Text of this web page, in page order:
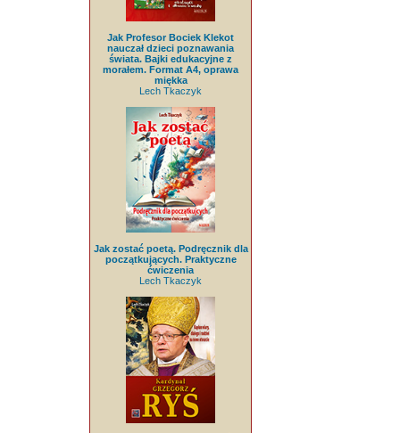
Jak Profesor Bociek Klekot
nauczał dzieci poznawania
świata. Bajki edukacyjne z
morałem. Format A4, oprawa
miękka
Lech Tkaczyk
Jak zostać poetą. Podręcznik dla
początkujących. Praktyczne
ćwiczenia
Lech Tkaczyk